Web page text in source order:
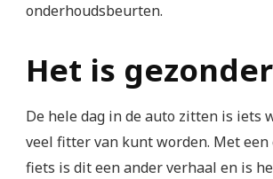
onderhoudsbeurten.
Het is gezonder
De hele dag in de auto zitten is iets
veel fitter van kunt worden. Met
fiets is dit een ander verhaal en is